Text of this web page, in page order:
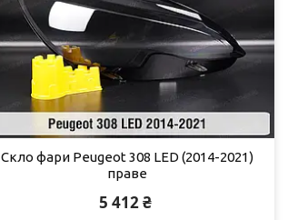
Скло фари Peugeot 308 LED (2014-2021)
праве
5 412 ₴